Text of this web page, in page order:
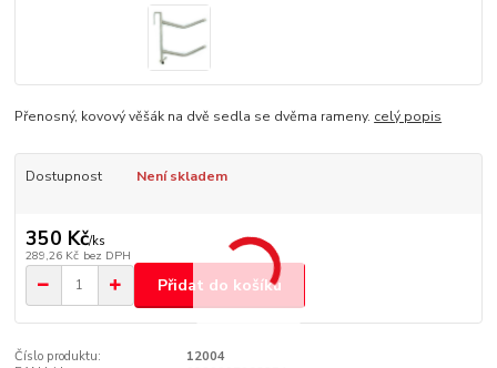
Přenosný, kovový věšák na dvě sedla se dvěma rameny. celý popis
Dostupnost Není skladem
350 Kč/ks
289,26 Kč bez DPH
Přidat do košíku
Číslo produktu:
12004